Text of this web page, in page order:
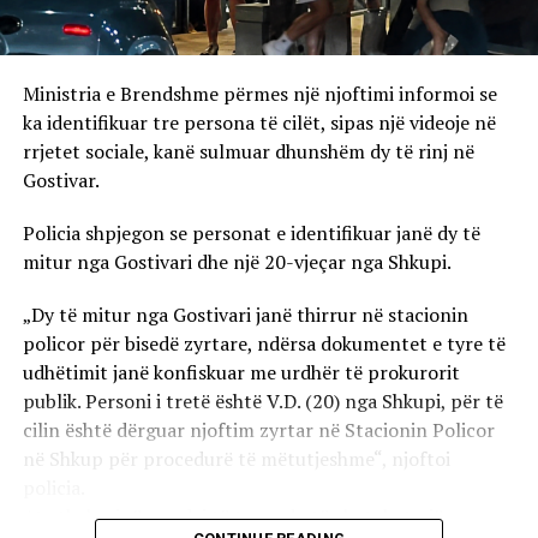
Ministria e Brendshme përmes një njoftimi informoi se
ka identifikuar tre persona të cilët, sipas një videoje në
rrjetet sociale, kanë sulmuar dhunshëm dy të rinj në
Gostivar.
Policia shpjegon se personat e identifikuar janë dy të
mitur nga Gostivari dhe një 20-vjeçar nga Shkupi.
„Dy të mitur nga Gostivari janë thirrur në stacionin
policor për bisedë zyrtare, ndërsa dokumentet e tyre të
udhëtimit janë konfiskuar me urdhër të prokurorit
publik. Personi i tretë është V.D. (20) nga Shkupi, për të
cilin është dërguar njoftim zyrtar në Stacionin Policor
në Shkup për procedurë të mëtutjeshme“, njoftoi
Ata theksojnë se ndaj të treve do të zbatohet një